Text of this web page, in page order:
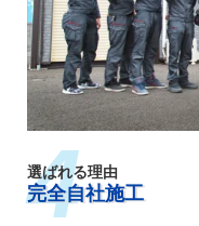
選ばれる理由
完全自社施工